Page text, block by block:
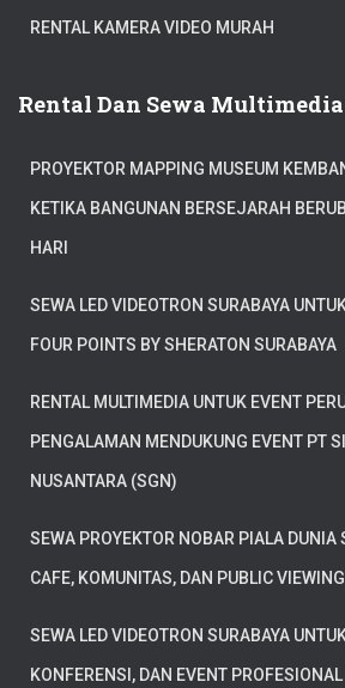
RENTAL KAMERA VIDEO MURAH
Rental Dan Sewa
PROYEKTOR MAPPING MUSEUM
KETIKA BANGUNAN BERSEJARAH
HARI
SEWA LED VIDEOTRON SURABAYA
FOUR POINTS BY SHERATON SURABAYA
RENTAL MULTIMEDIA UNTUK EVENT
PENGALAMAN MENDUKUNG EVENT PT
NUSANTARA (SGN)
SEWA PROYEKTOR NOBAR PIALA DUNIA
CAFE, KOMUNITAS, DAN PUBLIC VIEWING
SEWA LED VIDEOTRON SURABAYA
KONFERENSI, DAN EVENT PROFESIONAL